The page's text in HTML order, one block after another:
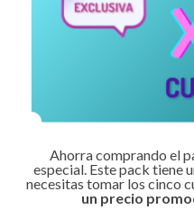
Ahorra comprando el
especial. Este pack tiene
necesitas tomar los cinco
un precio